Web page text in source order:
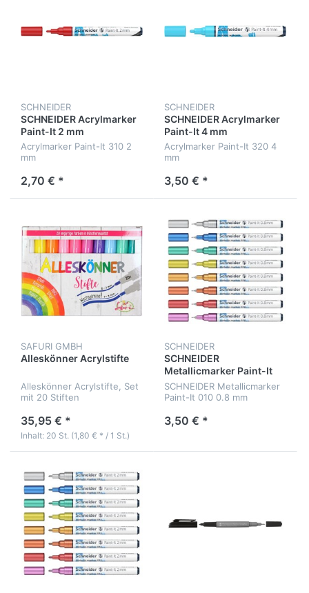
SCHNEIDER
SCHNEIDER Acrylmarker
Paint-It 2 mm
Acrylmarker Paint-It 310 2
mm
2,70 € *
SCHNEIDER
SCHNEIDER Acrylmarker
Paint-It 4 mm
Acrylmarker Paint-It 320 4
mm
3,50 € *
SAFURI GMBH
Alleskönner Acrylstifte
Alleskönner Acrylstifte, Set
mit 20 Stiften
35,95 € *
Inhalt: 20 St. (1,80 € * / 1 St.)
SCHNEIDER
SCHNEIDER
Metallicmarker Paint-It
010
SCHNEIDER Metallicmarker
Paint-It 010 0.8 mm
3,50 € *